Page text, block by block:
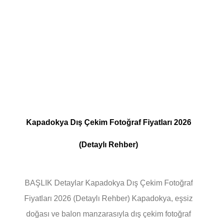
Kapadokya Dış Çekim Fotoğraf Fiyatları 2026
(Detaylı Rehber)
BAŞLIK Detaylar Kapadokya Dış Çekim Fotoğraf
Fiyatları 2026 (Detaylı Rehber) Kapadokya, eşsiz
doğası ve balon manzarasıyla dış çekim fotoğraf